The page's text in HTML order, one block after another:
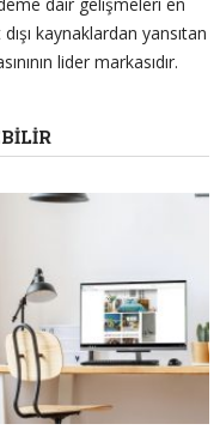
kaynaklardan yansıtan
lider markasıdır.